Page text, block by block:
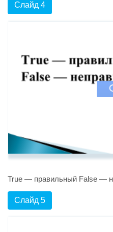
Слайд 4
True — правильный False —
Слайд 5